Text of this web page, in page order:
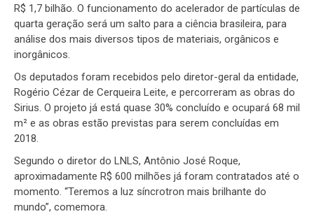
R$ 1,7 bilhão. O funcionamento do acelerador de partículas de
quarta geração será um salto para a ciência brasileira, para
análise dos mais diversos tipos de materiais, orgânicos e
inorgânicos.
Os deputados foram recebidos pelo diretor-geral da entidade,
Rogério Cézar de Cerqueira Leite, e percorreram as obras do
Sirius. O projeto já está quase 30% concluído e ocupará 68 mil
m² e as obras estão previstas para serem concluídas em
2018.
Segundo o diretor do LNLS, Antônio José Roque,
aproximadamente R$ 600 milhões já foram contratados até o
momento. “Teremos a luz síncrotron mais brilhante do
mundo”, comemora.